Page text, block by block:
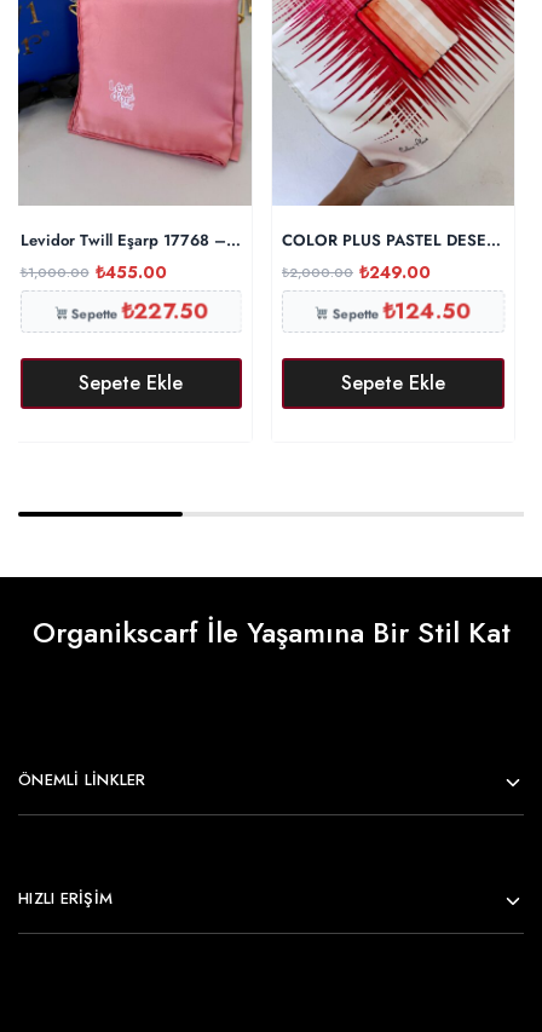
Levidor Twill Eşarp 17768 – Eflatun
₺1,000.00 ₺455.00
Sepette₺227.50
Sepete Ekle
COLOR PLUS PASTEL DESEN 0
₺2,000.00 ₺249.00
Sepette₺124.50
Sepete Ekle
Organikscarf İle Yaşamına Bir Stil Kat
ÖNEMLI LINKLER
HIZLI ERİŞİM